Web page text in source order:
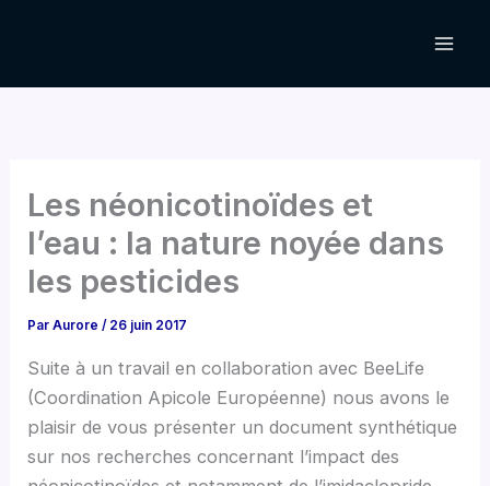
Les néonicotinoïdes et
l’eau : la nature noyée dans
les pesticides
ParAurore/ 26 juin 2017
Suite à un travail en collaboration avec BeeLife
(Coordination Apicole Européenne) nous avons le
plaisir de vous présenter un document synthétique
sur nos recherches concernant l’impact des